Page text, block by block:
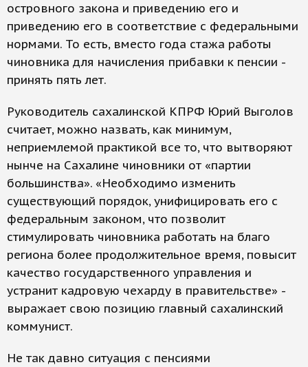
островного закона и приведению его и
приведению его в соответствие с федеральными
нормами. То есть, вместо года стажа работы
чиновника для начисления прибавки к пенсии -
принять пять лет.
Руководитель сахалинской КПРФ Юрий Выголов
считает, можно назвать, как минимум,
неприемлемой практикой все то, что вытворяют
нынче на Сахалине чиновники от «партии
большинства». «Необходимо изменить
существующий порядок, унифицировать его с
федеральным законом, что позволит
стимулировать чиновника работать на благо
региона более продолжительное время, повысит
качество государственного управления и
устранит кадровую чехарду в правительстве» -
выражает свою позицию главный сахалинский
коммунист.
Не так давно ситуация с пенсиями